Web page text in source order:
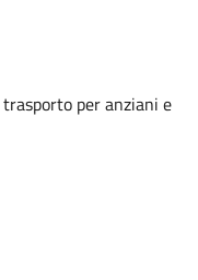
per anziani e